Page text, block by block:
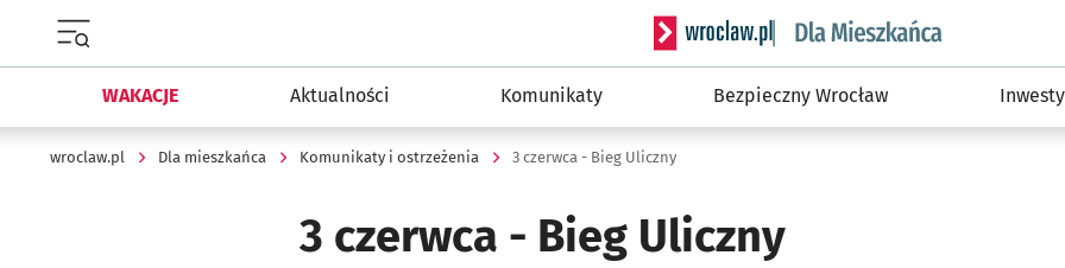
Serwis informacyjny wroclaw.pl podserwis: Dla
WAKACJE Aktualności Komunikaty Bezpieczny Wrocław
wroclaw.pl Dla mieszkańca Komunikaty i ostrzeżenia 3 czerwca - Bieg Uliczny
3 czerwca - Bieg Uliczny